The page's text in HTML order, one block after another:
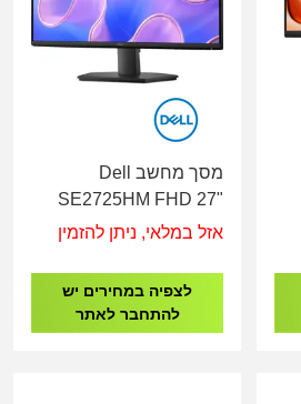
מסך מחשב Dell
SE2725HM FHD 27"
IPS VGA HDMI
אזל במלאי, ניתן להזמין
לצפיה במחירים יש
להתחבר לאתר